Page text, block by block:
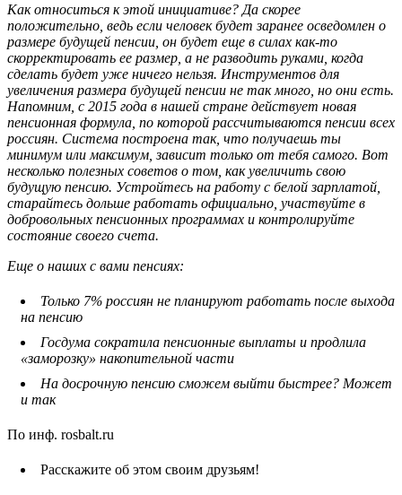
Как относиться к этой инициативе? Да скорее
положительно, ведь если человек будет заранее осведомлен о
размере будущей пенсии, он будет еще в силах как-то
скорректировать ее размер, а не разводить руками, когда
сделать будет уже ничего нельзя. Инструментов для
увеличения размера будущей пенсии не так много, но они есть.
Напомним, с 2015 года в нашей стране действует новая
пенсионная формула, по которой рассчитываются пенсии всех
россиян. Система построена так, что получаешь ты
минимум или максимум, зависит только от тебя самого. Вот
несколько полезных советов о том, как увеличить свою
будущую пенсию. Устройтесь на работу с белой зарплатой,
старайтесь дольше работать официально, участвуйте в
добровольных пенсионных программах и контролируйте
состояние своего счета.
Еще о наших с вами пенсиях:
Только 7% россиян не планируют работать после выхода
на пенсию
Госдума сократила пенсионные выплаты и продлила
«заморозку» накопительной части
На досрочную пенсию сможем выйти быстрее? Может
и так
По инф. rosbalt.ru
Расскажите об этом своим друзьям!